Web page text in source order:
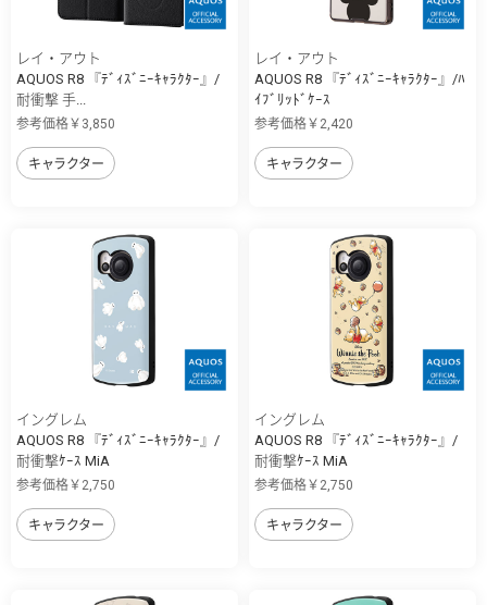
レイ・アウト
AQUOS R8 『ﾃﾞｨｽﾞﾆｰｷｬﾗｸﾀｰ』/
耐衝撃 手...
参考価格￥3,850
キャラクター
レイ・アウト
AQUOS R8 『ﾃﾞｨｽﾞﾆｰｷｬﾗｸﾀｰ』/ﾊ
ｲﾌﾞﾘｯﾄﾞｹｰｽ
参考価格￥2,420
キャラクター
イングレム
AQUOS R8 『ﾃﾞｨｽﾞﾆｰｷｬﾗｸﾀｰ』/
耐衝撃ｹｰｽ MiA
参考価格￥2,750
キャラクター
イングレム
AQUOS R8 『ﾃﾞｨｽﾞﾆｰｷｬﾗｸﾀｰ』/
耐衝撃ｹｰｽ MiA
参考価格￥2,750
キャラクター